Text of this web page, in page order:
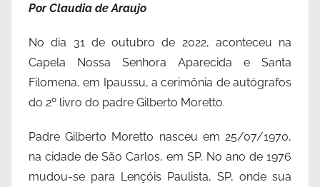
Por Claudia de Araujo
No dia 31 de outubro de 2022, aconteceu na
Capela Nossa Senhora Aparecida e Santa
Filomena, em Ipaussu, a cerimônia de autógrafos
do 2º livro do padre Gilberto Moretto.
Padre Gilberto Moretto nasceu em 25/07/1970,
na cidade de São Carlos, em SP. No ano de 1976
mudou-se para Lençóis Paulista, SP, onde sua